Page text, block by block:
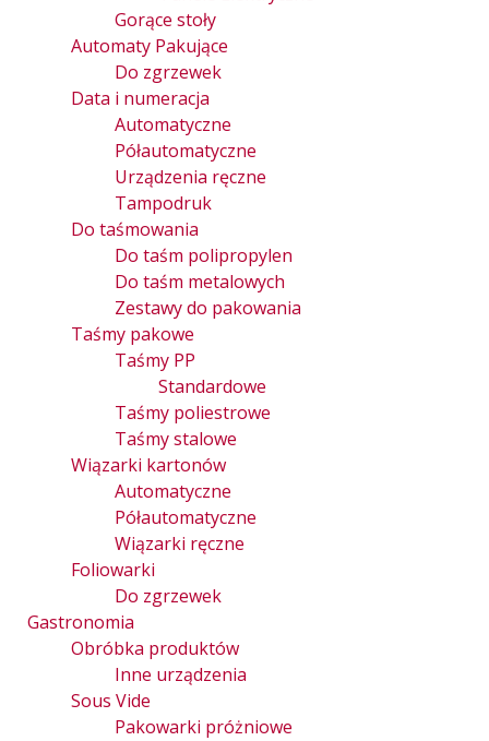
Gorące stoły
Automaty Pakujące
Do zgrzewek
Data i numeracja
Automatyczne
Półautomatyczne
Urządzenia ręczne
Tampodruk
Do taśmowania
Do taśm polipropylen
Do taśm metalowych
Zestawy do pakowania
Taśmy pakowe
Taśmy PP
Standardowe
Taśmy poliestrowe
Taśmy stalowe
Wiązarki kartonów
Automatyczne
Półautomatyczne
Wiązarki ręczne
Foliowarki
Do zgrzewek
Gastronomia
Obróbka produktów
Inne urządzenia
Sous Vide
Pakowarki próżniowe